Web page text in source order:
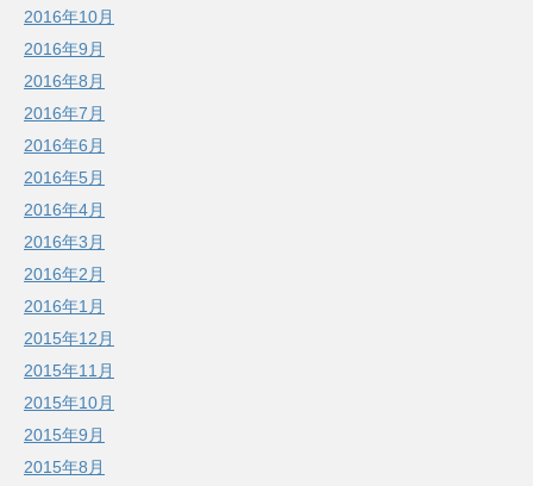
2016年10月
2016年9月
2016年8月
2016年7月
2016年6月
2016年5月
2016年4月
2016年3月
2016年2月
2016年1月
2015年12月
2015年11月
2015年10月
2015年9月
2015年8月